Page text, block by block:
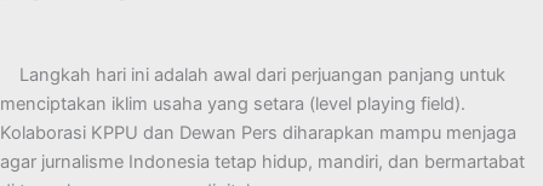
Langkah hari ini adalah awal dari perjuangan panjang untuk
menciptakan iklim usaha yang setara (level playing field).
Kolaborasi KPPU dan Dewan Pers diharapkan mampu menjaga
agar jurnalisme Indonesia tetap hidup, mandiri, dan bermartabat